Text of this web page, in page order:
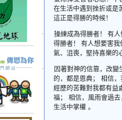
在生活中遇到挫折或是
這正是得勝的時候！
· 操練成為得勝者！ 有人
得勝者！ 有人想要害
氣、沮喪，堅持喜樂的
·
因著對神的信靠，改變
的，都是恩典；
相信，
經歷的苦難對我都有益
福；
相信，風雨會過
生活中掌權 。